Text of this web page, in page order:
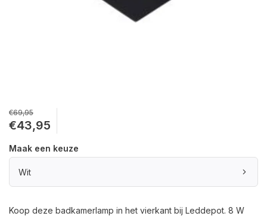
€69,95
€43,95
Maak een keuze
Wit
Koop deze badkamerlamp in het vierkant bij Leddepot. 8 W